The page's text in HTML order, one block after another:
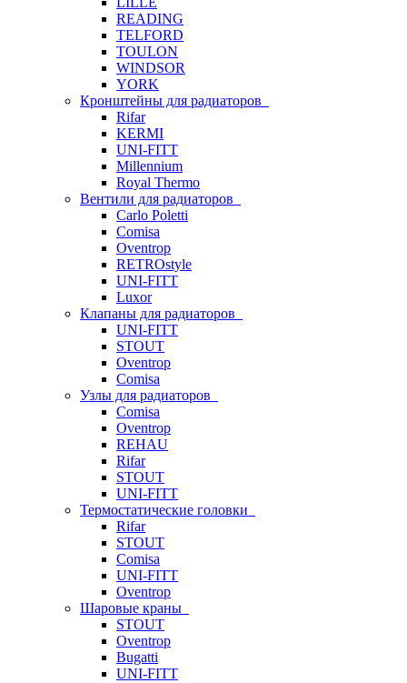
READING
TELFORD
TOULON
WINDSOR
YORK
Кронштейны для радиаторов
Rifar
KERMI
UNI-FITT
Millennium
Royal Thermo
Вентили для радиаторов
Carlo Poletti
Comisa
Oventrop
RETROstyle
UNI-FITT
Luxor
Клапаны для радиаторов
UNI-FITT
STOUT
Oventrop
Comisa
Узлы для радиаторов
Comisa
Oventrop
REHAU
Rifar
STOUT
UNI-FITT
Термостатические головки
Rifar
STOUT
Comisa
UNI-FITT
Oventrop
Шаровые краны
STOUT
Oventrop
Bugatti
UNI-FITT